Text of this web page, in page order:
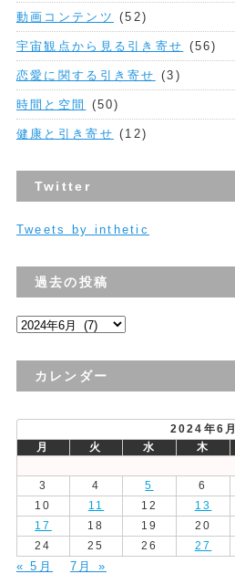
動画コンテンツ (52)
宇宙観点から見る引き寄せ (56)
恋愛に関する引き寄せ (3)
時間と空間 (50)
健康と引き寄せ (12)
Twitter
Tweets by inthetic
過去の投稿
過
の
カレンダー
2024年6月
月
火 水 木
3
4 5 6
10
11 12 13
17
18 19 20
24
25 26 27
« 5月 7月 »